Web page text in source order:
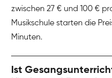
zwischen 27 € und 100 €
Musikschule starten die
Minuten.
Ist